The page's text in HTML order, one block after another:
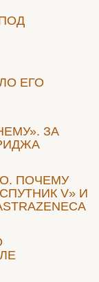
ЕГО
ЗА
ПОЧЕМУ
V» И